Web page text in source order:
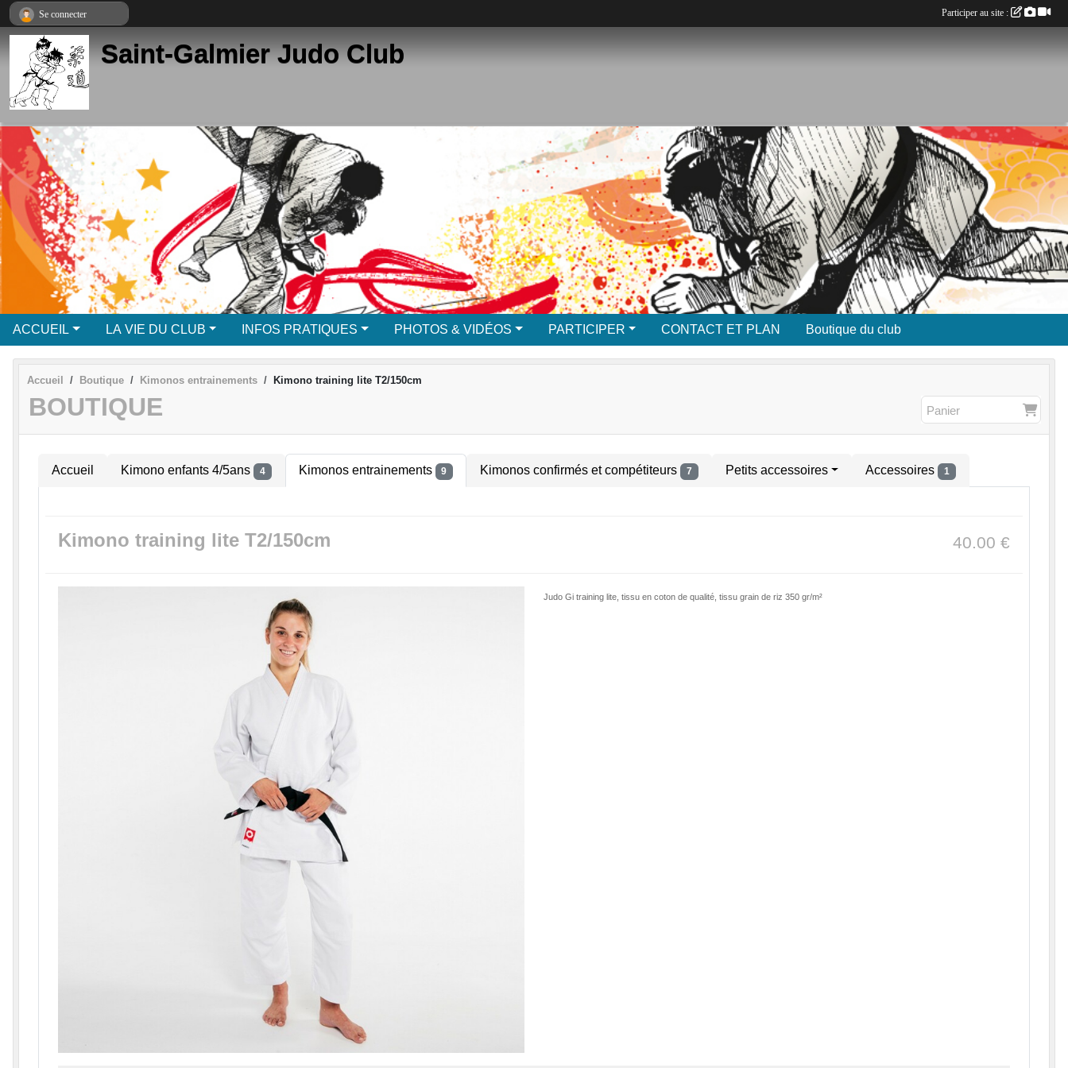
Saint-Galmier Judo Club
ACCUEIL LA VIE DU CLUB INFOS PRATIQUES PHOTOS & VIDÉOS PARTICIPER CONTACT ET PLAN Boutique du club
Accueil Boutique Kimonos entrainements Kimono training lite T2/150cm
BOUTIQUE Panier
Accueil Kimono enfants 4/5ans 4 Kimonos entrainements 9 Kimonos confirmés et compétiteurs 7 Petits accessoires Accessoires 1
Kimono training lite T2/150cm 40.00 €
Judo Gi training lite, tissu en coton de qualité, tissu grain de riz 350 gr/m²
Se connecter Participer au site :
Panneau de gestion des cookies